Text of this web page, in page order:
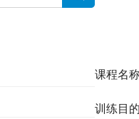
课程名
训练目